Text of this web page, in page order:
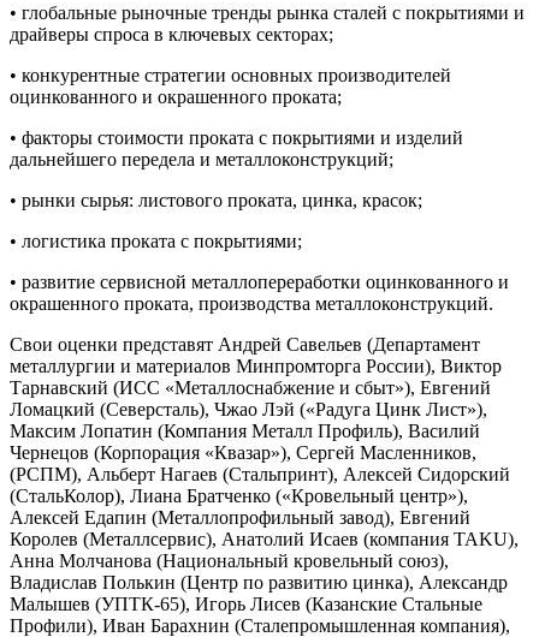
• глобальные рыночные тренды рынка сталей с покрытиями и
драйверы спроса в ключевых секторах;
• конкурентные стратегии основных производителей
оцинкованного и окрашенного проката;
• факторы стоимости проката с покрытиями и изделий
дальнейшего передела и металлоконструкций;
• рынки сырья: листового проката, цинка, красок;
• логистика проката с покрытиями;
• развитие сервисной металлопереработки оцинкованного и
окрашенного проката, производства металлоконструкций.
Свои оценки представят Андрей Савельев (Департамент
металлургии и материалов Минпромторга России), Виктор
Тарнавский (ИСС «Металлоснабжение и сбыт»), Евгений
Ломацкий (Северсталь), Чжао Лэй («Радуга Цинк Лист»),
Максим Лопатин (Компания Металл Профиль), Василий
Чернецов (Корпорация «Квазар»), Сергей Масленников,
(РСПМ), Альберт Нагаев (Стальпринт), Алексей Сидорский
(СтальКолор), Лиана Братченко («Кровельный центр»),
Алексей Едапин (Металлопрофильный завод), Евгений
Королев (Металлсервис), Анатолий Исаев (компания TAKU),
Анна Молчанова (Национальный кровельный союз),
Владислав Полькин (Центр по развитию цинка), Александр
Малышев (УПТК-65), Игорь Лисев (Казанские Стальные
Профили), Иван Барахнин (Сталепромышленная компания),